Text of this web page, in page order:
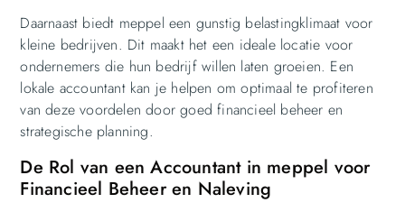
Daarnaast biedt meppel een gunstig belastingklimaat voor
kleine bedrijven. Dit maakt het een ideale locatie voor
ondernemers die hun bedrijf willen laten groeien. Een
lokale accountant kan je helpen om optimaal te profiteren
van deze voordelen door goed financieel beheer en
strategische planning.
De Rol van een Accountant in meppel voor
Financieel Beheer en Naleving